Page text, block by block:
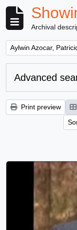
Archival
Remove filter:
Aylwin Azocar,
Advanced
Print preview